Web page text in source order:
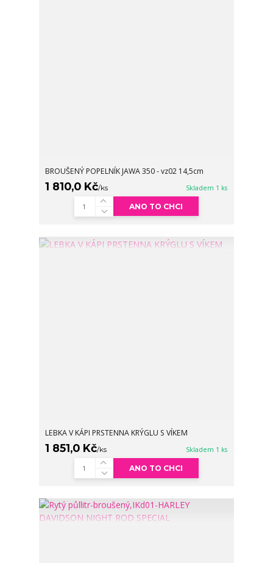
BROUŠENÝ POPELNÍK JAWA 350 - vz02 14,5cm
1 810,0 Kč/ks Skladem 1 ks
ANO TO CHCI
LEBKA V KÁPI PRSTENNA KRÝGLU S VÍKEM
1 851,0 Kč/ks Skladem 1 ks
ANO TO CHCI